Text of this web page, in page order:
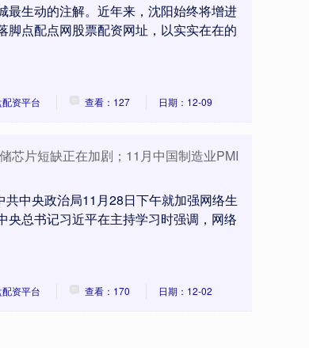
最生动的注解。近年来，沈阳始终将增进
脚点配点网股票配资网址，以实实在在的
资平台 查看：127 日期：12-09
芯片短缺正在加剧；11月中国制造业PMI
共中央政治局11月28日下午就加强网络生
央总书记习近平在主持学习时强调，网络
资平台 查看：170 日期：12-02